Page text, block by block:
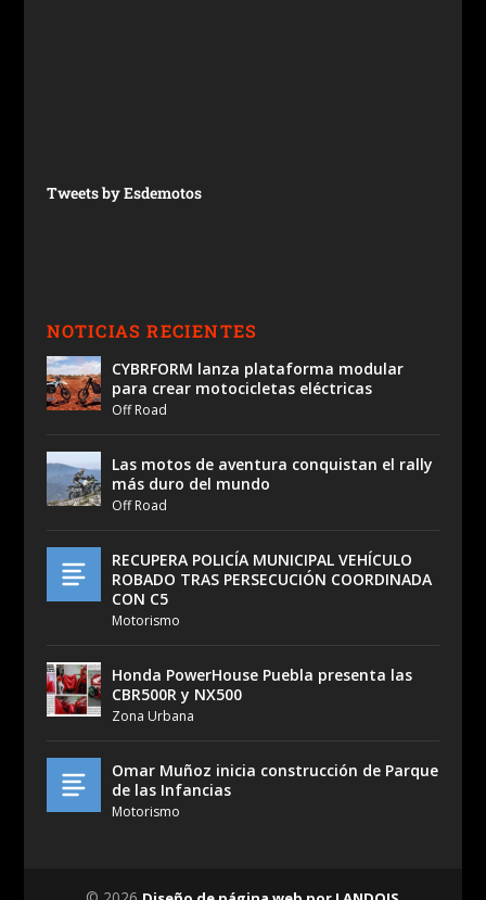
Tweets by Esdemotos
NOTICIAS RECIENTES
CYBRFORM lanza plataforma modular
para crear motocicletas eléctricas
Off Road
Las motos de aventura conquistan el rally
más duro del mundo
Off Road
RECUPERA POLICÍA MUNICIPAL VEHÍCULO
ROBADO TRAS PERSECUCIÓN COORDINADA
CON C5
Motorismo
Honda PowerHouse Puebla presenta las
CBR500R y NX500
Zona Urbana
Omar Muñoz inicia construcción de Parque
de las Infancias
Motorismo